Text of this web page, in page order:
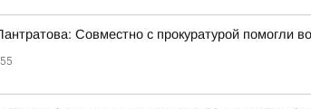
Совместно с прокуратурой помогли